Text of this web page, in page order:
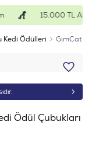
15.000 TL
Kedi Ödülleri
GimCat
Ödül Çubukları